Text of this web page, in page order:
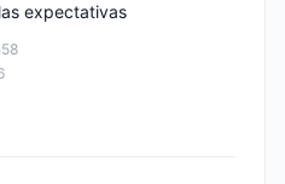
expectativas